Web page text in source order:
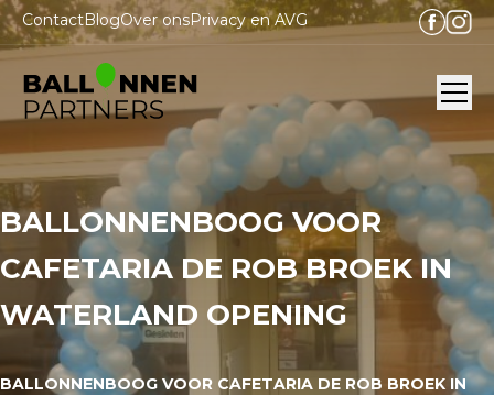
ContactBlogOver onsPrivacy en AVG
BALLONNENBOOG VOOR
CAFETARIA DE ROB BROEK IN
WATERLAND OPENING
BALLONNENBOOG VOOR CAFETARIA DE ROB BROEK IN